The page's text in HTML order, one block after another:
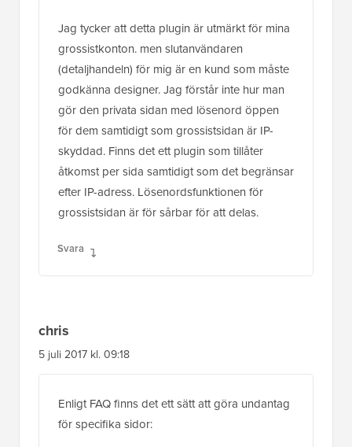
Jag tycker att detta plugin är utmärkt för mina
grossistkonton. men slutanvändaren
(detaljhandeln) för mig är en kund som måste
godkänna designer. Jag förstår inte hur man
gör den privata sidan med lösenord öppen
för dem samtidigt som grossistsidan är IP-
skyddad. Finns det ett plugin som tillåter
åtkomst per sida samtidigt som det begränsar
efter IP-adress. Lösenordsfunktionen för
grossistsidan är för sårbar för att delas.
Svara
chris
5 juli 2017 kl. 09:18
Enligt FAQ finns det ett sätt att göra undantag
för specifika sidor: